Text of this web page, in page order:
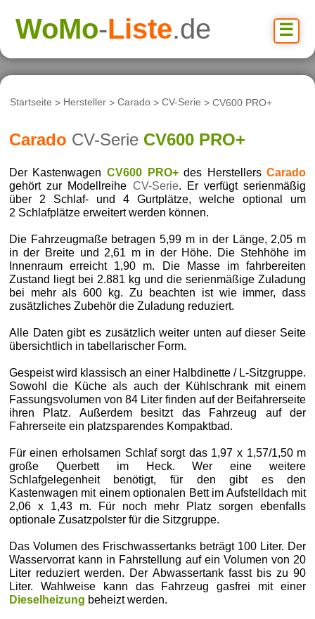
☰
WoMo-Liste.de
Startseite > Hersteller >Carado >CV-Serie > CV600 PRO+
Carado CV-Serie CV600 PRO+
Der Kastenwagen CV600 PRO+des HerstellersCarado
gehört zur Modellreihe CV-Serie. Er verfügt serienmäßig
über 2 Schlaf- und 4 Gurtplätze, welche optional um
2 Schlafplätze erweitert werden können.
Die Fahrzeugmaße betragen 5,99 m in der Länge, 2,05 m
in der Breite und 2,61 m in der Höhe. Die Stehhöhe im
Innenraum erreicht 1,90 m. Die Masse im fahrbereiten
Zustand liegt bei 2.881 kg und die serienmäßige Zuladung
bei mehr als 600 kg. Zu beachten ist wie immer, dass
zusätzliches Zubehör die Zuladung reduziert.
Alle Daten gibt es zusätzlich weiter unten auf dieser Seite
übersichtlich in tabellarischer Form.
Gespeist wird klassisch an einer Halbdinette / L-Sitzgruppe.
Sowohl die Küche als auch der Kühlschrank mit einem
Fassungsvolumen von 84 Liter finden auf der Beifahrerseite
ihren Platz. Außerdem besitzt das Fahrzeug auf der
Fahrerseite ein platzsparendes Kompaktbad.
Für einen erholsamen Schlaf sorgt das 1,97 x 1,57/1,50 m
große Querbett im Heck. Wer eine weitere
Schlafgelegenheit benötigt, für den gibt es den
Kastenwagen mit einem optionalen Bett im Aufstelldach mit
2,06 x 1,43 m. Für noch mehr Platz sorgen ebenfalls
optionale Zusatzpolster für die Sitzgruppe.
Das Volumen des Frischwassertanks beträgt 100 Liter. Der
Wasservorrat kann in Fahrstellung auf ein Volumen von 20
Liter reduziert werden. Der Abwassertank fasst bis zu 90
Liter. Wahlweise kann das Fahrzeug gasfrei mit einer
Dieselheizung beheizt werden.